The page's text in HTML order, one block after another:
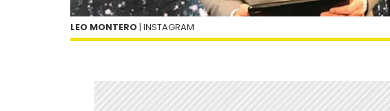
LEO MONTERO | INSTAGRAM